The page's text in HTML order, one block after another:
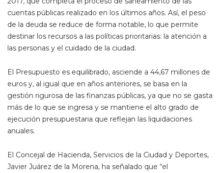
cuentas públicas realizado en los últimos años. Así, el peso
de la deuda se reduce de forma notable, lo que permite
destinar los recursos a las políticas prioritarias: la atención a
las personas y el cuidado de la ciudad.
El Presupuesto es equilibrado, asciende a 44,67 millones de
euros y, al igual que en años anteriores, se basa en la
gestión rigurosa de las finanzas públicas, ya que no se gasta
más de lo que se ingresa y se mantiene el alto grado de
ejecución presupuestaria que reflejan las liquidaciones
anuales.
El Concejal de Hacienda, Servicios de la Ciudad y Deportes,
Javier Juárez de la Morena, ha señalado que “el